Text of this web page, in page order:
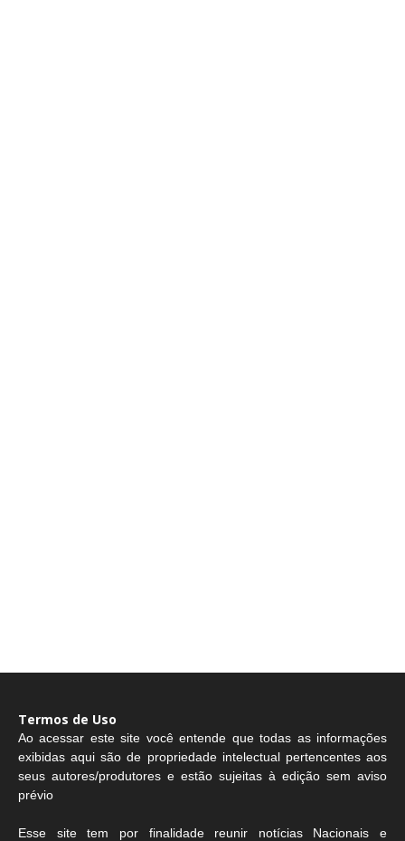
Termos de Uso
Ao acessar este site você entende que todas as informações
exibidas aqui são de propriedade intelectual pertencentes aos
seus autores/produtores e estão sujeitas à edição sem aviso
prévio
Esse site tem por finalidade reunir notícias Nacionais e